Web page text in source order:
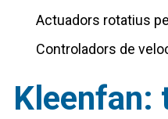
Actuadors rotatius
Controladors de
Kleenfan: